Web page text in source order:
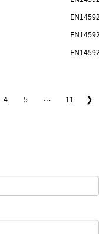
4 5 … 11 ❯